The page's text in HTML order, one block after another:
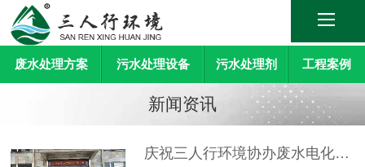
废水处理方案 污水处理设备 污水处理剂 工程案例
新闻资讯
庆祝三人行环境协办废水电化学提标技术研讨会顺利召开